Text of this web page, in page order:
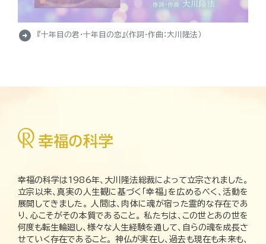
arrow_circle_right 『十年目の君・十年目の恋』（作詞・作曲：大川隆法）
幸福の科学は1986年、大川隆法総裁によって立宗されました。
立宗以来、真実の人生観に基づく「幸福」を広めるべく、活動を
展開してきました。 人間は、肉体に魂が宿った霊的な存在であ
り、心こそがその本質であること。 私たちは、この世とあの世を
何度も転生輪廻し、様々な人生経験を通して、自らの魂を成長さ
せていく存在であること。 神仏が実在し、過去も現在も未来も、